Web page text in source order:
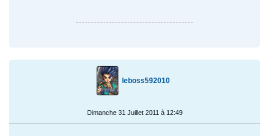
leboss592010
Dimanche 31 Juillet 2011 à 12:49